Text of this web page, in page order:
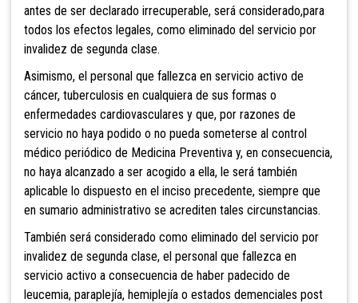
antes de ser declarado irrecuperable, será considerado,para
todos los efectos legales, como eliminado del servicio por
invalidez de segunda clase.
Asimismo, el personal que fallezca en servicio activo de
cáncer, tuberculosis en cualquiera de sus formas o
enfermedades cardiovasculares y que, por razones de
servicio no haya podido o no pueda someterse al control
médico periódico de Medicina Preventiva y, en consecuencia,
no haya alcanzado a ser acogido a ella, le será también
aplicable lo dispuesto en el inciso precedente, siempre que
en sumario administrativo se acrediten tales circunstancias.
También será considerado como eliminado del servicio por
invalidez de segunda clase, el personal que fallezca en
servicio activo a consecuencia de haber padecido de
leucemia, paraplejía, hemiplejía o estados demenciales post